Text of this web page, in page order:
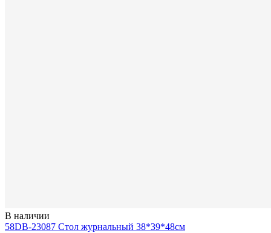
В наличии
58DB-23087 Стол журнальный 38*39*48см